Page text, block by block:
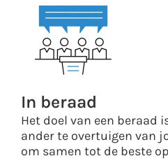
In beraad
Het doel van een beraad
ander te overtuigen van
om samen tot de beste